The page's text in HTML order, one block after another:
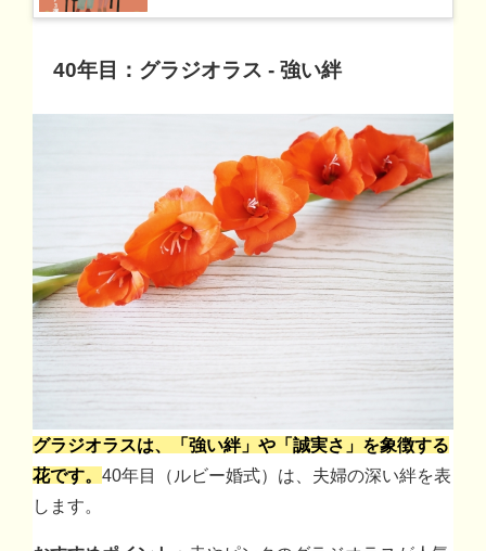
40年目：グラジオラス - 強い絆
グラジオラスは、「強い絆」や「誠実さ」を象徴する
花です。 40年目（ルビー婚式）は、夫婦の深い絆を表
します。